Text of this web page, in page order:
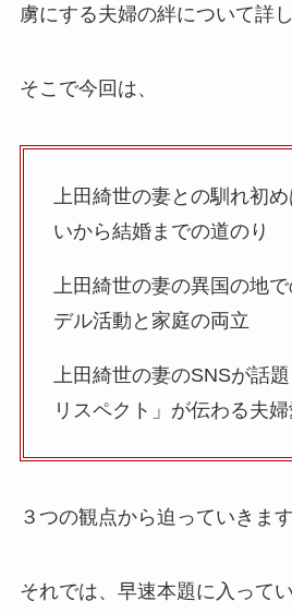
虜にする夫婦の絆について詳
そこで今回は、
上田綺世の妻との馴れ初
いから結婚までの道のり
上田綺世の妻の異国の地
デル活動と家庭の両立
上田綺世の妻のSNSが話
リスペクト」が伝わる夫婦
３つの観点から迫っていきます
それでは、早速本題に入って